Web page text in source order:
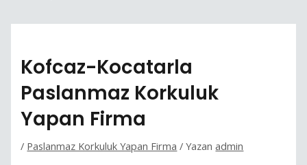
Kofcaz-Kocatarla
Paslanmaz Korkuluk
Yapan Firma
/ Paslanmaz Korkuluk Yapan Firma / Yazan admin